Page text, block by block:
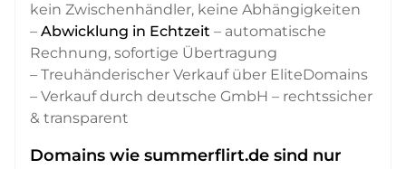
kein Zwischenhändler, keine Abhängigkeiten
– Abwicklung in Echtzeit – automatische
Rechnung, sofortige Übertragung
– Treuhänderischer Verkauf über EliteDomains
– Verkauf durch deutsche GmbH – rechtssicher
& transparent
Domains wie summerflirt.de sind nur